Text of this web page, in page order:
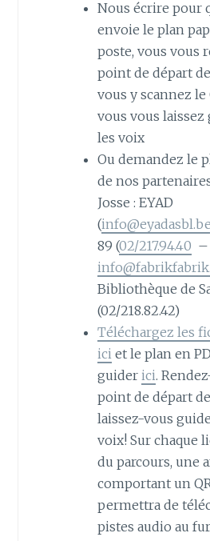
Nous écrire pour
envoie le plan
poste, vous vous
point de départ
vous y scannez le
vous vous laissez
les voix
Ou demandez le
de nos
Josse : EYAD
(info@eyadasbl.be
89 (02/217.94.40 –
Bibliothèque de
(02/218.82.42)
Téléchargez les
iciet le plan en
guider ici.
point de départ
laissez-vous
voix! Sur chaque
du parcours, une
comportant un
permettra de
pistes audio au